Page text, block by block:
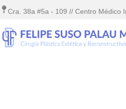
Cra. 38a #5a - 109 // Centro Médico